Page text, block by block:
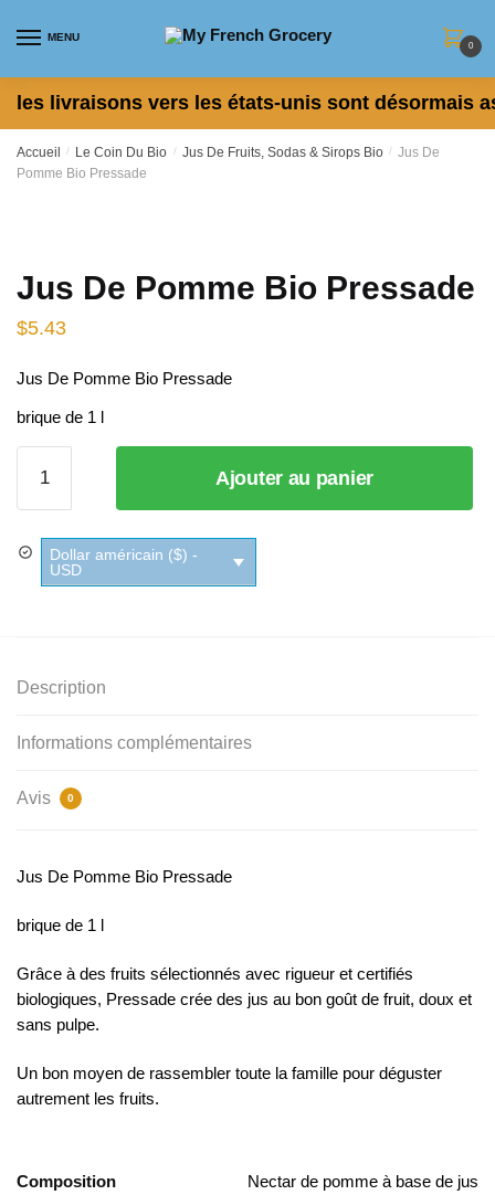
MENU
0
les livraisons vers les états-unis sont désormais
Accueil / Le Coin Du Bio / Jus De Fruits, Sodas & Sirops Bio / Jus De
Pomme Bio Pressade
Jus De Pomme Bio Pressade
$5.43
Jus De Pomme Bio Pressade
brique de 1 l
de Jus
De
Pomme
Bio
Pressade
Ajouter au panier
Dollar américain ($) -
USD
Description
Informations complémentaires
Avis 0
Jus De Pomme Bio Pressade
brique de 1 l
Grâce à des fruits sélectionnés avec rigueur et certifiés
biologiques, Pressade crée des jus au bon goût de fruit, doux et
sans pulpe.
Un bon moyen de rassembler toute la famille pour déguster
autrement les fruits.
Composition
Nectar de pomme à base de jus